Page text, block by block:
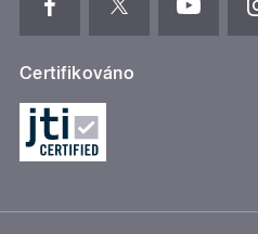
Certifikováno